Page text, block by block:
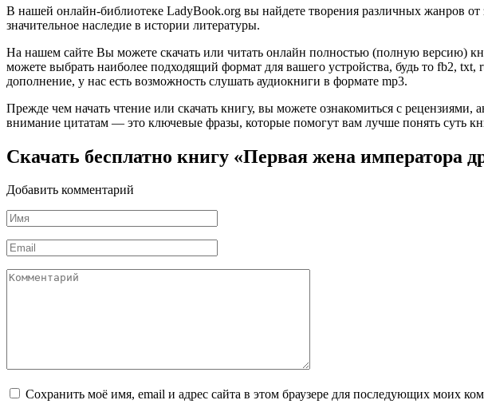
В нашей онлайн-библиотеке LadyBook.org вы найдете творения различных жанров
значительное наследие в истории литературы.
На нашем сайте Вы можете скачать или читать онлайн полностью (полную версию)
можете выбрать наиболее подходящий формат для вашего устройства, будь то fb2,
дополнение, у нас есть возможность слушать аудиокниги в формате mp3.
Прежде чем начать чтение или скачать книгу, вы можете ознакомиться с
внимание цитатам — это ключевые фразы, которые помогут вам лучше понять суть
Скачать бесплатно книгу «Первая жена императора
Добавить комментарий
Имя
*
Email
*
Комментарий
Сохранить моё имя, email и адрес сайта в этом браузере для последующих моих